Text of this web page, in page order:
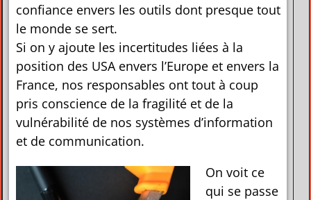
confiance envers les outils dont presque tout
le monde se sert.
Si on y ajoute les incertitudes liées à la
position des USA envers l’Europe et envers la
France, nos responsables ont tout à coup
pris conscience de la fragilité et de la
vulnérabilité de nos systèmes d’information
et de communication.
On voit ce
qui se passe